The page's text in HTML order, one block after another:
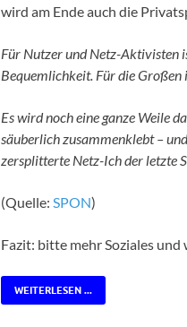
wird am Ende auch die
Für Nutzer und Netz-Aktivisten
Bequemlichkeit. Für die Großen
Es wird noch eine ganze Weile
säuberlich zusammenklebt –
zersplitterte Netz-Ich der letzte
(Quelle: SPON)
Fazit: bitte mehr Soziales und
WEITERLESEN ...